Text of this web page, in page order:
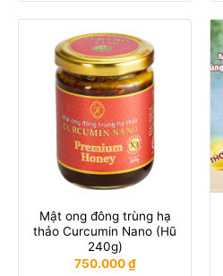
Mật ong đông trùng hạ
thảo Curcumin Nano (Hũ
240g)
750.000₫